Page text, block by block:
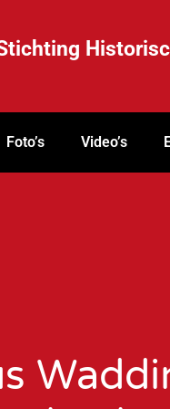
Foto’s Video’s